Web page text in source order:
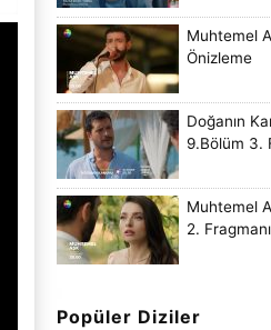
Muhtemel
Önizleme
Doğanın
9.Bölüm 3.
Muhtemel
2. Fragmanı
Popüler Diziler